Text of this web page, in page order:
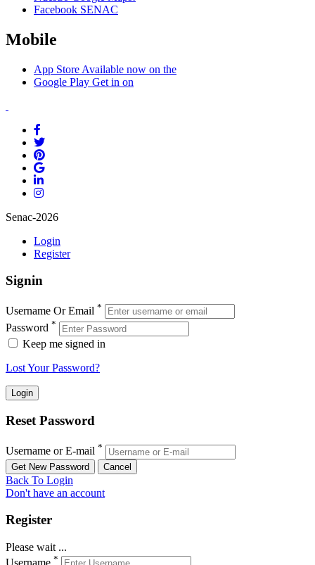
Facebook SENAC
Mobile
App Store Available now on the
Google Play Get in on
Senac-2026
Login
Register
Signin
Username Or Email *
Password *
Keep me signed in
Lost Your Password?
Reset Password
Username or E-mail *
Back To Login
Don't have an account
Register
Please wait ...
*